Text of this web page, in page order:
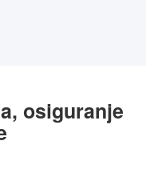
osiguranje